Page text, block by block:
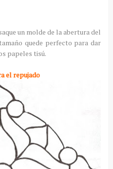
un molde de la abertura del
quede perfecto para dar
papeles tisú.
el repujado